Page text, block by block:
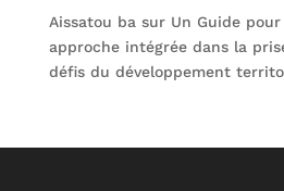
Aissatou basur Un Guide
approche intégrée dans la
défis du développement